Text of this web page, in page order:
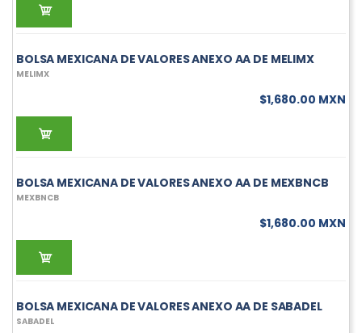
BOLSA MEXICANA DE VALORES ANEXO AA DE MELIMX
MELIMX
$1,680.00 MXN
BOLSA MEXICANA DE VALORES ANEXO AA DE MEXBNCB
MEXBNCB
$1,680.00 MXN
BOLSA MEXICANA DE VALORES ANEXO AA DE SABADEL
SABADEL